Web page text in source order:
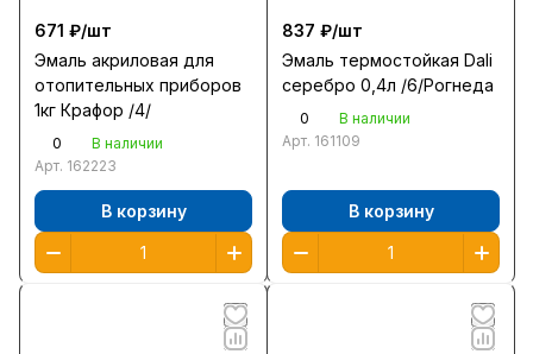
671 ₽/шт
Эмаль акриловая для
отопительных приборов
1кг Крафор /4/
0
В наличии
Арт. 162223
В корзину
837 ₽/шт
Эмаль термостойкая Dali
серебро 0,4л /6/Рогнеда
0
В наличии
Арт. 161109
В корзину